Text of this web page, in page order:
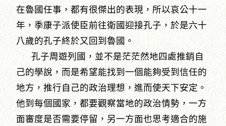
在魯國任事，都有很傑出的表現，所以哀公十一
年，季康子派使臣前往衛國迎接孔子，於是六十
八歲的孔子終於又回到魯國。
孔子周遊列國，並不是茫茫然地四處推銷自
己的學說，而是希望能找到一個能夠受到信任的
地方，推行自己的政治理想，進而使天下安定。
他到每個國家，都要觀察當地的政治情勢，一方
面審度是否需要停留，另一方面也思考適合的施